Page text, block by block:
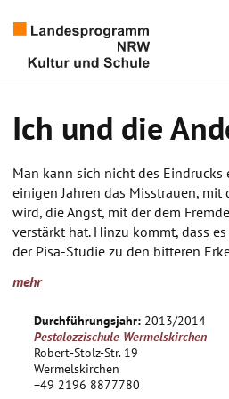
Künstlerpool
Schulen
Kultur und Schule
Ich und die
Man kann sich nicht des Eindrucks
einigen Jahren das Misstrauen, mit
wird, die Angst, mit der dem
verstärkt hat. Hinzu kommt, dass
der Pisa-Studie zu den bitteren
beginnt.
Wermelskirchen mit ihren
Förderbedarf besonders betroffen.
SchülerInnen mit
Beispiel Lernstörungen,
mehr
Durchführungsjahr: 2013/2014
Pestalozzischule Wermelskirchen
Robert-Stolz-Str. 19
Wermelskirchen
+49 2196 8877780